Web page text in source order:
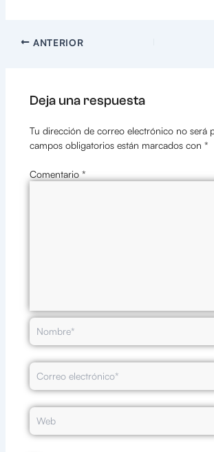
ANTERIOR
Deja una respuesta
Tu dirección de correo electrónico no será
campos obligatorios están marcados con *
Comentario *
Nombre*
Correo
electrónico*
Web